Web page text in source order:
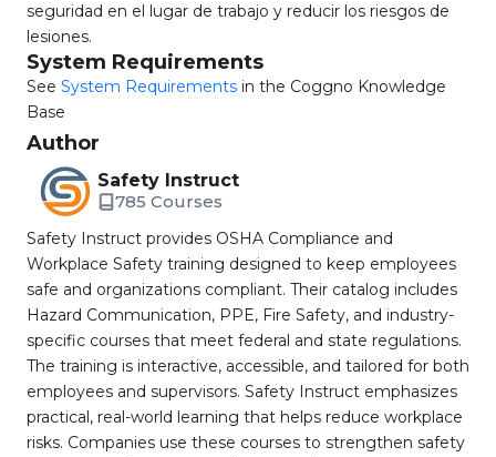
seguridad en el lugar de trabajo y reducir los riesgos de
lesiones.
System Requirements
See System Requirements in the Coggno Knowledge
Base
Author
Safety Instruct
785 Courses
Safety Instruct provides OSHA Compliance and
Workplace Safety training designed to keep employees
safe and organizations compliant. Their catalog includes
Hazard Communication, PPE, Fire Safety, and industry-
specific courses that meet federal and state regulations.
The training is interactive, accessible, and tailored for both
employees and supervisors. Safety Instruct emphasizes
practical, real-world learning that helps reduce workplace
risks. Companies use these courses to strengthen safety